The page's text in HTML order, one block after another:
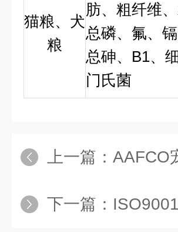
猫粮、犬
粮
肪、粗纤维、
总磷、氟、镉
总砷、B1、
门氏菌
上一篇： AAFCO
下一篇：